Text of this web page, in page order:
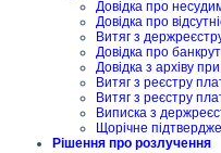
Довідка про
Довідка про
Витяг з
Довідка про
Довідка з архіву при
Витяг з реєстру
Витяг з реєстру
Виписка з
Щорічне
Рішення про розлучення